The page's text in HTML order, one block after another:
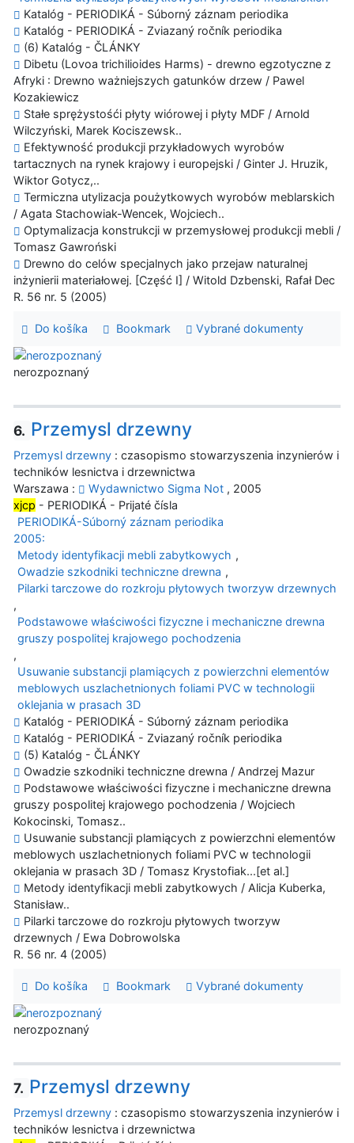
Katalóg - PERIODIKÁ - Súborný záznam periodika
Katalóg - PERIODIKÁ - Zviazaný ročník periodika
(6) Katalóg - ČLÁNKY
Dibetu (Lovoa trichilioides Harms) - drewno egzotyczne z
Afryki : Drewno ważniejszych gatunków drzew / Pawel
Kozakiewicz
Stałe sprężystośći płyty wiórowej i płyty MDF / Arnold
Wilczyński, Marek Kociszewsk..
Efektywność produkcji przykładowych wyrobów
tartacznych na rynek krajowy i europejski / Ginter J. Hruzik,
Wiktor Gotycz,..
Termiczna utylizacja poużytkowych wyrobów meblarskich
/ Agata Stachowiak-Wencek, Wojciech..
Optymalizacja konstrukcji w przemysłowej produkcji mebli /
Tomasz Gawroński
Drewno do celów specjalnych jako przejaw naturalnej
inżynierii materiałowej. [Część I] / Witold Dzbenski, Rafał Dec
R. 56 nr. 5 (2005)
Do košíka Bookmark Vybrané dokumenty
nerozpoznaný
6. Przemysl drzewny
Przemysl drzewny : czasopismo stowarzyszenia inzynierów i
techników lesnictva i drzewnictwa
Warszawa :
Wydawnictwo Sigma Not , 2005
xjcp - PERIODIKÁ - Prijaté čísla
PERIODIKÁ-Súborný záznam periodika
2005:
Metody identyfikacji mebli zabytkowych ,
Owadzie szkodniki techniczne drewna ,
Pilarki tarczowe do rozkroju płytowych tworzyw drzewnych
,
Podstawowe właściwości fizyczne i mechaniczne drewna
gruszy pospolitej krajowego pochodzenia
,
Usuwanie substancji plamiących z powierzchni elementów
meblowych uszlachetnionych foliami PVC w technologii
oklejania w prasach 3D
Katalóg - PERIODIKÁ - Súborný záznam periodika
Katalóg - PERIODIKÁ - Zviazaný ročník periodika
(5) Katalóg - ČLÁNKY
Owadzie szkodniki techniczne drewna / Andrzej Mazur
Podstawowe właściwości fizyczne i mechaniczne drewna
gruszy pospolitej krajowego pochodzenia / Wojciech
Kokocinski, Tomasz..
Usuwanie substancji plamiących z powierzchni elementów
meblowych uszlachetnionych foliami PVC w technologii
oklejania w prasach 3D / Tomasz Krystofiak...[et al.]
Metody identyfikacji mebli zabytkowych / Alicja Kuberka,
Stanisław..
Pilarki tarczowe do rozkroju płytowych tworzyw
drzewnych / Ewa Dobrowolska
R. 56 nr. 4 (2005)
Do košíka Bookmark Vybrané dokumenty
nerozpoznaný
7. Przemysl drzewny
Przemysl drzewny : czasopismo stowarzyszenia inzynierów i
techników lesnictva i drzewnictwa